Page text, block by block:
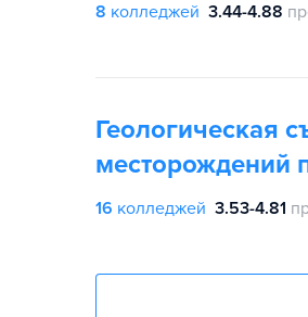
8 колледжей 3.44-4.88
Геологическая
месторождений
16 колледжей 3.53-4.81